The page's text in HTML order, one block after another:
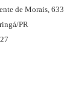
de Morais, 633
PR